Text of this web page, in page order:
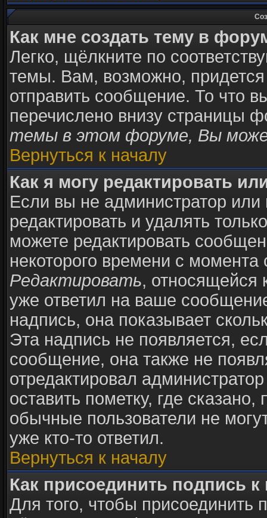
Как мне создать тему в
Легко, щёлкните по
темы. Вам, возможно, придется
отправить сообщение. То что
перечислено внизу страницы
темы в этом форуме, Вы
Вернуться к началу
Как я могу редактировать
Если вы не администратор
редактировать и удалять
можете редактировать
некоторого времени с
Редактировать, относящейся
уже ответил на ваше
надпись, она показывает
Эта надпись не появляется,
сообщение, она также не
отредактировал
оставить пометку, где
обычные пользователи не
уже кто-то ответил.
Вернуться к началу
Как присоединить подпись
Для того, чтобы присоединить